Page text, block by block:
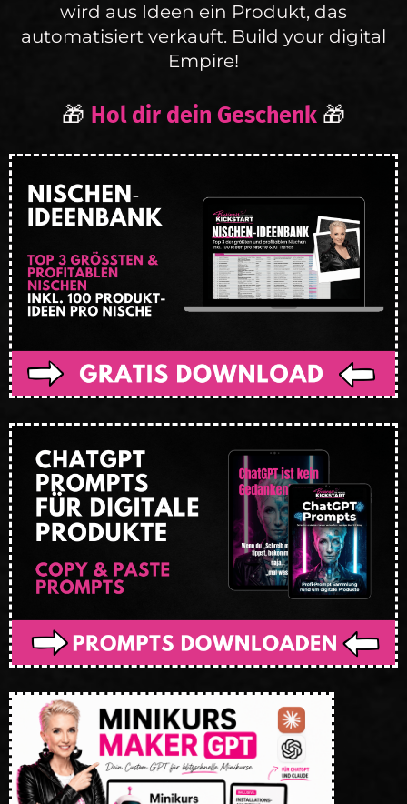
wird aus Ideen ein Produkt, das
automatisiert verkauft. Build your digital
Empire!
🎁 Hol dir dein Geschenk 🎁